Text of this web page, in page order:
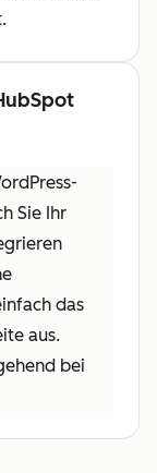
Sie Ihr
das
aus.
bei